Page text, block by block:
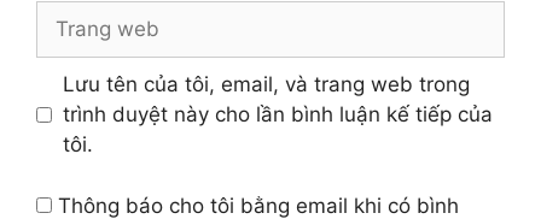
Trang
Lưu tên của tôi, email, và trang web trong
trình duyệt này cho lần bình luận kế tiếp của
tôi.
Thông báo cho tôi bằng email khi có bình